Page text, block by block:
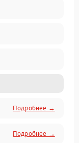
Подробнее →
Подробнее →